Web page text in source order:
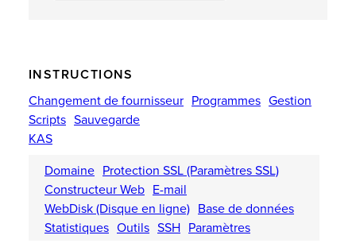
INSTRUCTIONS
Changement de fournisseur Programmes Gestion
Scripts Sauvegarde
KAS
Domaine Protection SSL (Paramètres SSL)
Constructeur Web E-mail
WebDisk (Disque en ligne) Base de données
Statistiques Outils SSH Paramètres